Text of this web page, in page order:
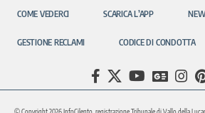
COME VEDERCI SCARICA L’APP
GESTIONE RECLAMI CODICE DI CONDOTTA